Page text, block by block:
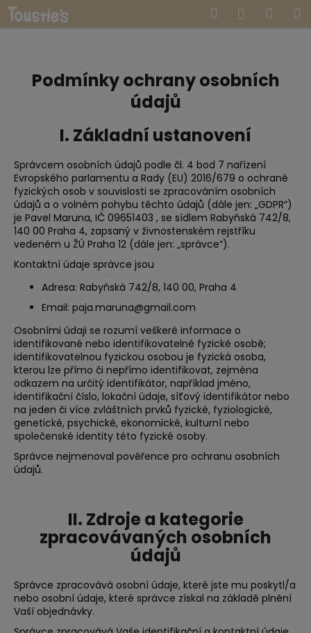
Přejít
na
obsah
Hledat
Podmínky ochrany osobních
údajů
I. Základní ustanovení
Správcem osobních údajů podle čl. 4 bod 7 nařízení
Evropského parlamentu a Rady (EU) 2016/679 o ochraně
fyzických osob v souvislosti se zpracováním osobních
údajů a o volném pohybu těchto údajů (dále jen: „GDPR”)
je Pavel Maruna, IČ 09651403 , se sídlem Rabyňská 742/8,
140 00 Praha 4, zapsaný v živnostenském rejstříku
vedeném u ŽÚ Praha 12 (dále jen: „správce“).
Kontaktní údaje správce jsou
Adresa: Rabyňská 742/8, 140 00, Praha 4
Email: paja.maruna@gmail.com
Osobními údaji se rozumí veškeré informace o
identifikované nebo identifikovatelné fyzické osobě;
identifikovatelnou fyzickou osobou je fyzická osoba,
kterou lze přímo či nepřímo identifikovat, zejména
odkazem na určitý identifikátor, například jméno,
identifikační číslo, lokační údaje, síťový identifikátor nebo
na jeden či více zvláštních prvků fyzické, fyziologické,
genetické, psychické, ekonomické, kulturní nebo
společenské identity této fyzické osoby.
Správce nejmenoval pověřence pro ochranu osobních
údajů.
II. Zdroje a kategorie
zpracovávaných osobních
údajů
Správce zpracovává osobní údaje, které jste mu poskytl/a
nebo osobní údaje, které správce získal na základě plnění
Vaší objednávky.
K
o
ř
e
b
u
j
e
t
a
j
í
t
?
o
r
u
č